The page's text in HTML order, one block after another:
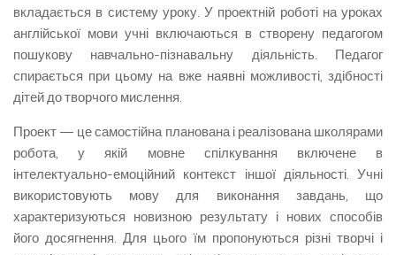
вклада­ється в систему уроку. У проектній роботі на уроках
англійської мови учні включаються в створену педагогом
пошукову навчально-пізнавальну діяльність. Педагог
спирається при цьому на вже наявні можливості, здібності
дітей до творчого мислення.
Проект — це самостійна планована і реалізована школярами
робота, у якій мовне спілкування включене в
інтелектуально-емоційний контекст іншої діяльності. Учні
використовують мову для виконання завдань, що
характеризуються новизною результату і нових спосо­бів
його досягнення. Для цього їм пропонуються різні творчі і